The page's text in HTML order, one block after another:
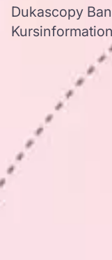
Dukascopy